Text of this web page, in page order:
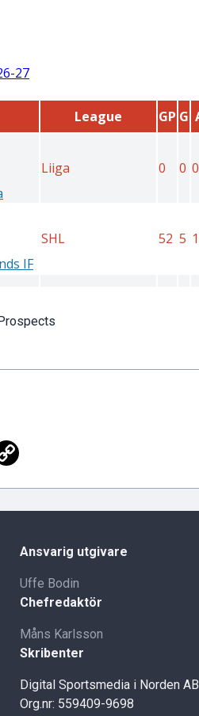
Ansvarig utgivare
Uffe Bodin
Chefredaktör
Måns Karlsson
Skribenter
Digital Sportsmedia i Norden AB
Org.nr: 559409-9698